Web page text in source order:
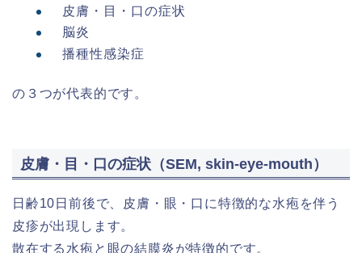
皮膚・目・口の症状
脳炎
播種性感染症
の３つが代表的です。
皮膚・目・口の症状（SEM, skin-eye-mouth）
日齢10日前後で、皮膚・眼・口に特徴的な水疱を伴う
皮疹が出現します。
散在する水疱と眼の結膜炎が特徴的です。